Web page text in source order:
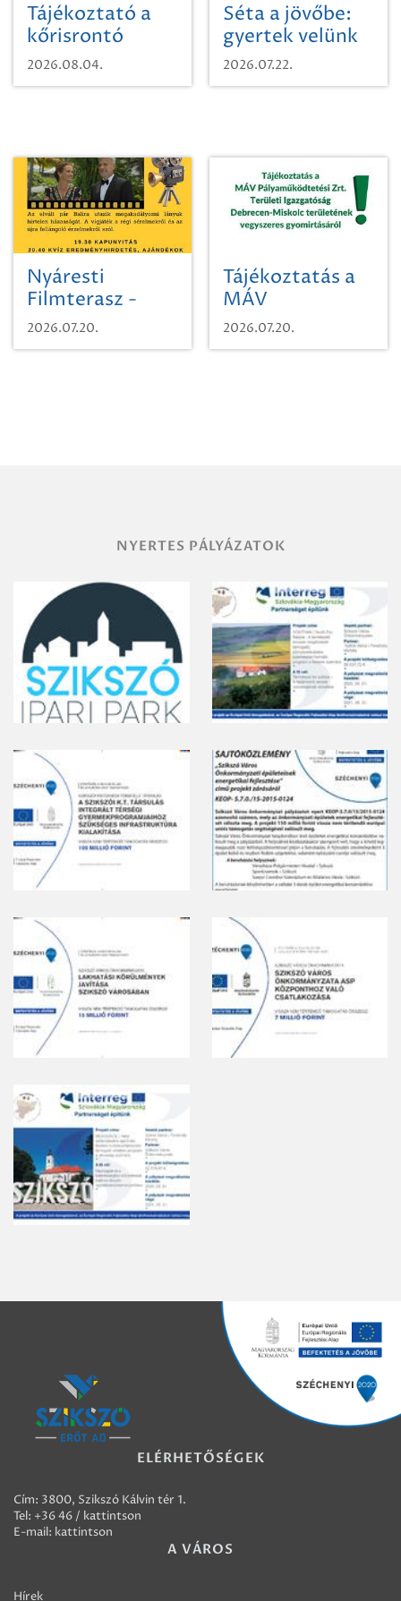
Tájékoztató a
kőrisrontó
karcsúdíszbogárról
2026.08.04.
Séta a jövőbe:
gyertek velünk
egy városi
időutazásra!
2026.07.22.
Nyáresti
Filmterasz -
Beugró a
Paradicsomba
2026.07.20.
Tájékoztatás a
MÁV
Pályaműködtetési
Zrt. Területi
2026.07.20.
NYERTES PÁLYÁZATOK
ELÉRHETŐSÉGEK
Cím: 3800, Szikszó Kálvin tér 1.
Tel: +36 46 / kattintson
E-mail: kattintson
A VÁROS
Hírek